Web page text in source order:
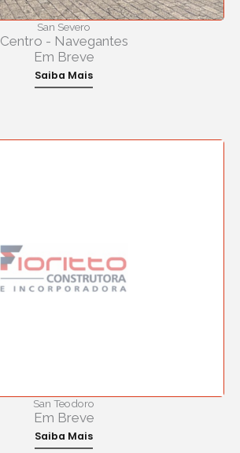
San Severo
Centro - Navegantes
Em Breve
Saiba Mais
San Teodoro
Em Breve
Saiba Mais